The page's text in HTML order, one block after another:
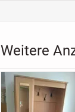
Weitere